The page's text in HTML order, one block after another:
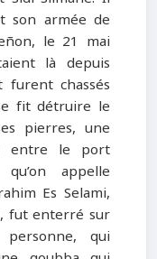
son armée de
le 21 mai
là depuis
chassés
fit détruire le
pierres, une
entre le port
appelle
Es Selami,
fut enterré sur
qui